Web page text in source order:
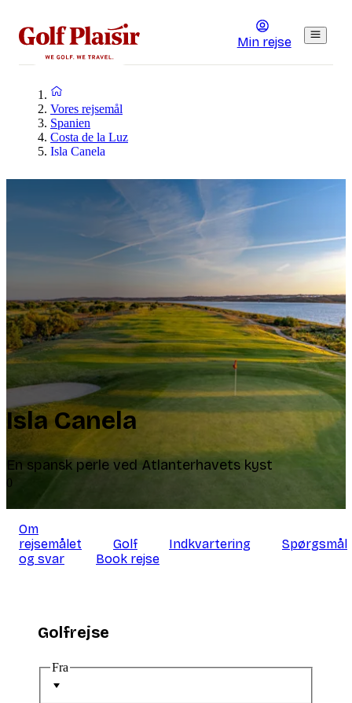
Min rejse
Vores rejsemål
Spanien
Costa de la Luz
Isla Canela
Isla Canela
En spansk perle ved Atlanterhavets kyst
0
Om
rejsemålet
Golf Indkvartering
Spørgsmål
og svar
Book rejse
Golfrejse
Fra